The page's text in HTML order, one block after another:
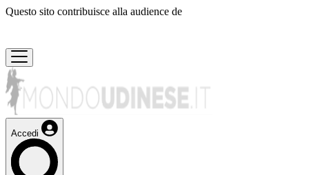
Questo sito contribuisce alla audience de
Accedi